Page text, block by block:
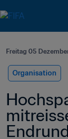
Freitag 05
Organisation